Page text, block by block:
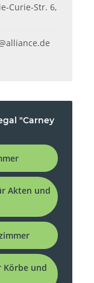
Curie-Str. 6, 53359
"Carney
Akten und
Körbe und